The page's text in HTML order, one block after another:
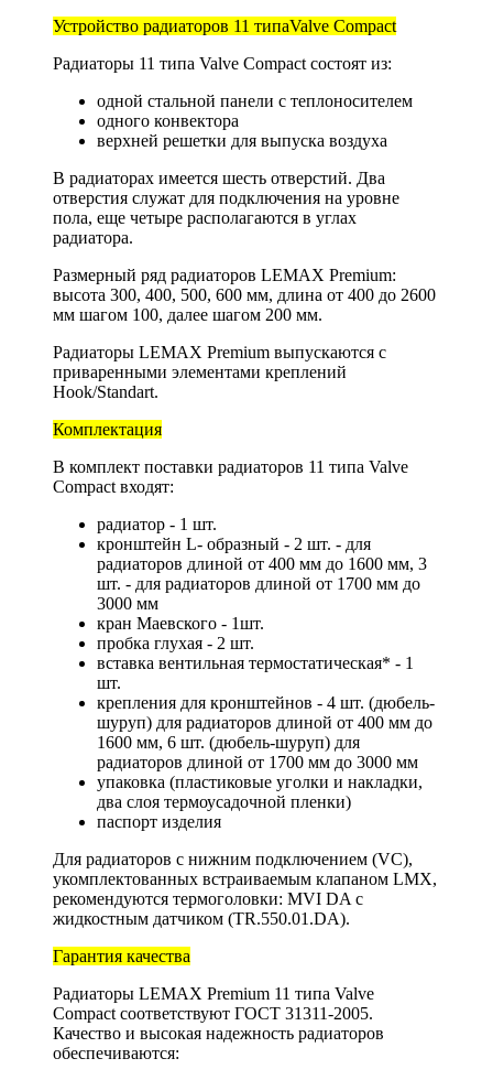
Устройство радиаторов 11 типаValve Compact
Радиаторы 11 типа Valve Compact состоят из:
одной стальной панели с теплоносителем
одного конвектора
верхней решетки для выпуска воздуха
В радиаторах имеется шесть отверстий. Два
отверстия служат для подключения на уровне
пола, еще четыре располагаются в углах
радиатора.
Размерный ряд радиаторов LEMAX Premium:
высота 300, 400, 500, 600 мм, длина от 400 до 2600
мм шагом 100, далее шагом 200 мм.
Радиаторы LEMAX Premium выпускаются с
приваренными элементами креплений
Hook/Standart.
Комплектация
В комплект поставки радиаторов 11 типа Valve
Compact входят:
радиатор - 1 шт.
кронштейн L- образный - 2 шт. - для
радиаторов длиной от 400 мм до 1600 мм, 3
шт. - для радиаторов длиной от 1700 мм до
3000 мм
кран Маевского - 1шт.
пробка глухая - 2 шт.
вставка вентильная термостатическая* - 1
шт.
крепления для кронштейнов - 4 шт. (дюбель-
шуруп) для радиаторов длиной от 400 мм до
1600 мм, 6 шт. (дюбель-шуруп) для
радиаторов длиной от 1700 мм до 3000 мм
упаковка (пластиковые уголки и накладки,
два слоя термоусадочной пленки)
паспорт изделия
Для радиаторов с нижним подключением (VC),
укомплектованных встраиваемым клапаном LMX,
рекомендуются термоголовки: MVI DA с
жидкостным датчиком (TR.550.01.DA).
Гарантия качества
Радиаторы LEMAX Premium 11 типа Valve
Compact соответствуют ГОСТ 31311-2005.
Качество и высокая надежность радиаторов
обеспечиваются: